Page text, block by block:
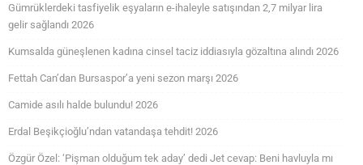
Gümrüklerdeki tasfiyelik eşyaların e-ihaleyle satışından 2,7 milyar lira
gelir sağlandı 2026
Kumsalda güneşlenen kadına cinsel taciz iddiasıyla gözaltına alındı 2026
Fettah Can’dan Bursaspor’a yeni sezon marşı 2026
Camide asılı halde bulundu! 2026
Erdal Beşikçioğlu’ndan vatandaşa tehdit! 2026
Özgür Özel: ‘Pişman olduğum tek aday’ dedi Jet cevap: Beni havluyla mı